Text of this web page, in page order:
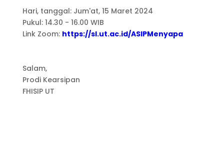
Hari, tanggal: Jum'at, 15 Maret 2024
Pukul: 14.30 - 16.00 WIB
Link Zoom: https://sl.ut.ac.id/ASIPMenyapa
Salam,
Prodi Kearsipan
FHISIP UT